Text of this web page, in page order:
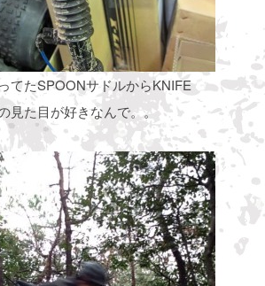
てたSPOONサドルからKNIFE
見た目が好きなんで。。